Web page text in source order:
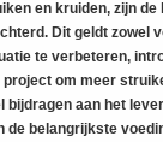
en kruiden, zijn
Dit geldt zowel
te verbeteren,
project om meer
bijdragen aan het
de belangrijkste